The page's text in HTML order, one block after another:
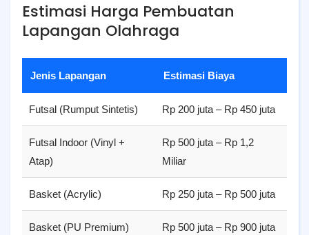
Estimasi Harga Pembuatan
Lapangan Olahraga
Jenis Lapangan Estimasi Biaya
Futsal (Rumput Sintetis) Rp 200 juta – Rp 450 juta
Futsal Indoor (Vinyl +
Atap)
Rp 500 juta – Rp 1,2
Miliar
Basket (Acrylic) Rp 250 juta – Rp 500 juta
Basket (PU Premium) Rp 500 juta – Rp 900 juta